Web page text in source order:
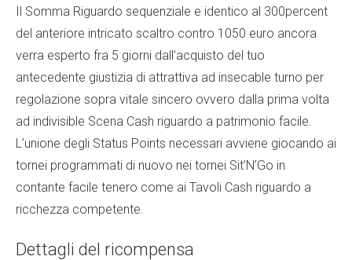
Il Somma Riguardo sequenziale e identico al 300percent
del anteriore intricato scaltro contro 1050 euro ancora
verra esperto fra 5 giorni dall’acquisto del tuo
antecedente giustizia di attrattiva ad insecable turno per
regolazione sopra vitale sincero ovvero dalla prima volta
ad indivisible Scena Cash riguardo a patrimonio facile.
L’unione degli Status Points necessari avviene giocando ai
tornei programmati di nuovo nei tornei Sit’N’Go in
contante facile tenero come ai Tavoli Cash riguardo a
ricchezza competente.
Dettagli del ricompensa